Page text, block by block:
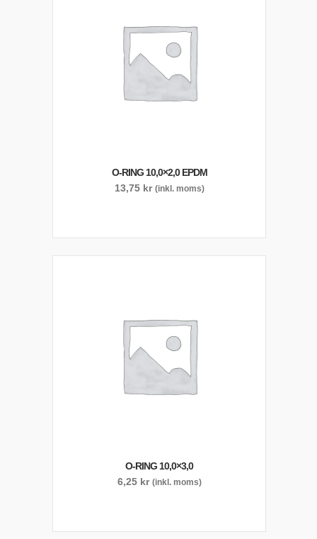
O-RING 10,0×2,0 EPDM
13,75 kr (inkl. moms)
O-RING 10,0×3,0
6,25 kr (inkl. moms)